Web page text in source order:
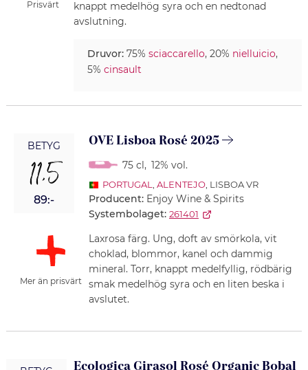
Prisvärt
knappt medelhög syra och en nedtonad
avslutning.
Druvor:75% sciaccarello, 20% nielluicio,
5% cinsault
BETYG
11,5
89:-
Mer än prisvärt
OVE Lisboa Rosé 2025
75 cl, 12% vol.
PORTUGAL, ALENTEJO, LISBOA VR
Producent: Enjoy Wine & Spirits
Systembolaget: 261401
Laxrosa färg. Ung, doft av smörkola, vit
choklad, blommor, kanel och dammig
mineral. Torr, knappt medelfyllig, rödbärig
smak medelhög syra och en liten beska i
avslutet.
Ecologica Girasol Rosé Organic Bobal